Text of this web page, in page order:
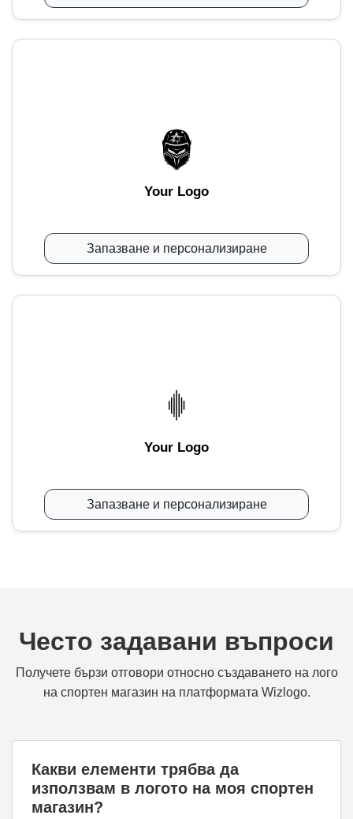
Your Logo
Запазване и персонализиране
Your Logo
Запазване и персонализиране
Често задавани въпроси
Получете бързи отговори относно създаването на лого
на спортен магазин на платформата Wizlogo.
Какви елементи трябва да
използвам в логото на моя спортен
магазин?